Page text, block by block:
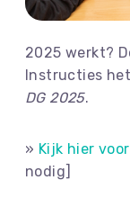
2025 werkt?
Instructies
DG 2025.
» Kijk hier
nodig]